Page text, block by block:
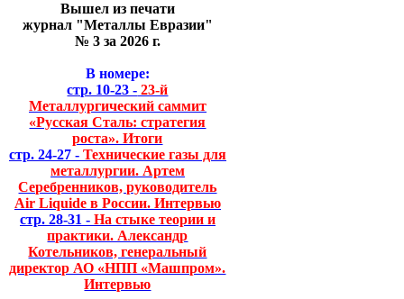
Вышел из печати
журнал "Металлы Евразии"
№ 3 за 2026 г.
В номере:
стр. 10-23 - 23-й
Металлургический саммит
«Русская Сталь: стратегия
роста». Итоги
стр. 24-27 - Технические газы для
металлургии. Артем
Серебренников, руководитель
Air Liquide в России. Интервью
стр. 28-31 - На стыке теории и
практики. Александр
Котельников, генеральный
директор АО «НПП «Машпром».
Интервью